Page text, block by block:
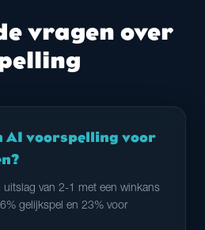
vragen over
AI voorspelling voor
uitslag van 2-1 met een winkans
gelijkspel en 23% voor